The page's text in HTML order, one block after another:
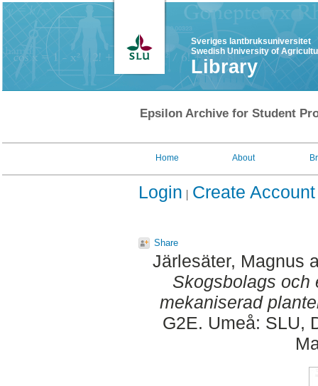
Sveriges lantbruksuniversitet
Swedish University of
Library
Epsilon Archive for Student
Home About
Login Create Account
Share
Järlesäter, Magnus
Skogsbolags och
mekaniserad
G2E. Umeå: SLU,